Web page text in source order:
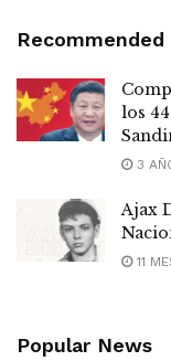
Recommended
los
3
Ajax
11
Popular News